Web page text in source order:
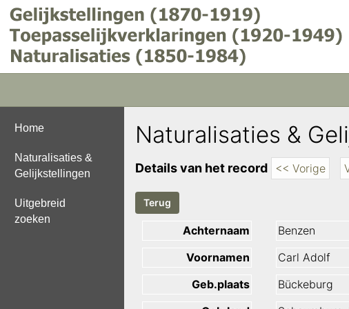
Home
Naturalisaties &
Gelijkstellingen
Uitgebreid
zoeken
Naturalisaties &
Details van het record << Vorige
Achternaam
Benzen
Voornamen
Carl Adolf
Geb.plaats
Bückeburg